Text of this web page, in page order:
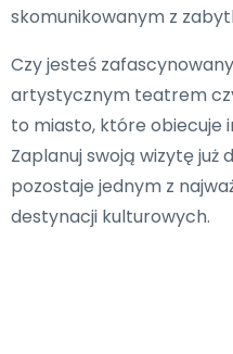
skomunikowanym z
Czy jesteś
artystycznym teatrem
to miasto, które obiecuje
Zaplanuj swoją wizytę już
pozostaje jednym z
destynacji kulturowych.